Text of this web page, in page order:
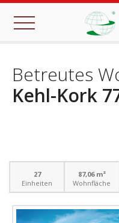
CLOSE
Betreutes
Kehl-Kork
27
Einheiten
87,06 m²
Wohnfläche